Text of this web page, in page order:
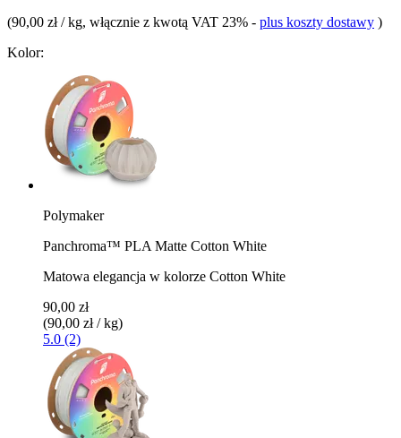
(90,00 zł / kg, włącznie z kwotą VAT 23% - plus koszty dostawy )
Kolor:
Polymaker
Panchroma™ PLA Matte Cotton White
Matowa elegancja w kolorze Cotton White
90,00 zł
(90,00 zł / kg)
5.0 (2)